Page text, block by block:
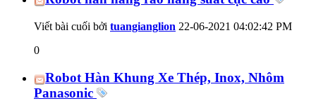
Viết bài cuối bởi tuangianglion 22-06-2021 04:02:42 PM
0
Robot Hàn Khung Xe Thép, Inox, Nhôm
Panasonic